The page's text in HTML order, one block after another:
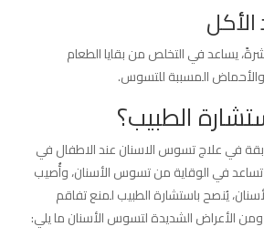
يساعد في التخلص من بقايا الطعام
المسببة للتسوس.
الطبيب؟
في علاج تسوس الاسنان عند الاطفال في
تساعد في الوقاية من تسوس الأسنان، وأُصيب
يُنصح باستشارة الطبيب لمنع تفاقم
ومن الأعراض الشديدة لتسوس الأسنان ما يلي: